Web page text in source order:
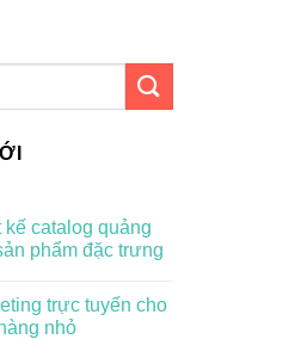
kế catalog quảng
phẩm đặc trưng
trực tuyến cho
nhỏ